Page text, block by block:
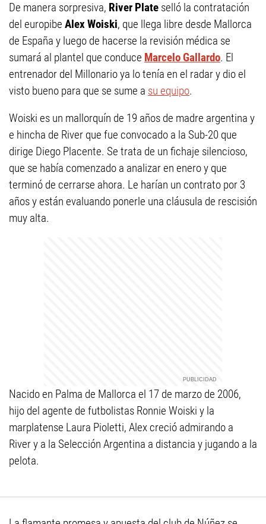
De manera sorpresiva, River Plate selló la contratación
del europibe Alex Woiski, que llega libre desde Mallorca
de España y luego de hacerse la revisión médica se
sumará al plantel que conduce Marcelo Gallardo. El
entrenador del Millonario ya lo tenía en el radar y dio el
visto bueno para que se sume a su equipo.
Woiski es un mallorquín de 19 años de madre argentina y
e hincha de River que fue convocado a la Sub-20 que
dirige Diego Placente. Se trata de un fichaje silencioso,
que se había comenzado a analizar en enero y que
terminó de cerrarse ahora. Le harían un contrato por 3
años y están evaluando ponerle una cláusula de rescisión
muy alta.
Nacido en Palma de Mallorca el 17 de marzo de 2006,
hijo del agente de futbolistas Ronnie Woiski y la
marplatense Laura Pioletti, Alex creció admirando a
River y a la Selección Argentina a distancia y jugando a la
pelota.